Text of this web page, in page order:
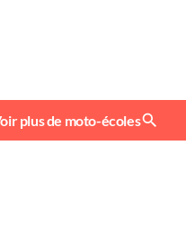
plus de moto-écoles